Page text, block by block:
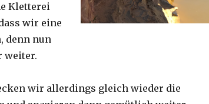
Kletterei
wir eine
denn nun
weiter.
wir allerdings gleich wieder die